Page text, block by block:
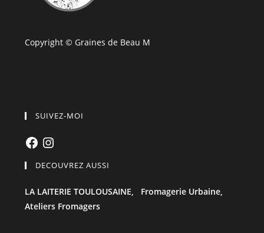
Copyright © Graines de Beau M
SUIVEZ-MOI
FacebookInstagram
DECOUVREZ AUSSI
LA LAITERIE TOULOUSAINE, Fromagerie Urbaine,
Ateliers Fromagers